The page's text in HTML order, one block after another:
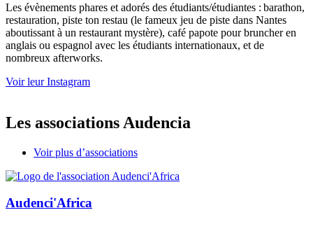
Les évènements phares et adorés des étudiants/étudiantes : barathon,
restauration, piste ton restau (le fameux jeu de piste dans Nantes
aboutissant à un restaurant mystère), café papote pour bruncher en
anglais ou espagnol avec les étudiants internationaux, et de
nombreux afterworks.
Voir leur Instagram
Les associations Audencia
Voir plus d’associations
Audenci'Africa